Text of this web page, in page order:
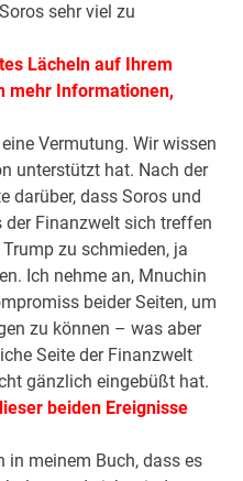
sehr viel zu
Lächeln auf Ihrem
mehr Informationen,
Vermutung. Wir wissen
unterstützt hat. Nach der
darüber, dass Soros und
der Finanzwelt sich treffen
zu schmieden, ja
Ich nehme an, Mnuchin
beider Seiten, um
zu können – was aber
Seite der Finanzwelt
gänzlich eingebüßt hat.
beiden Ereignisse
in meinem Buch, dass es